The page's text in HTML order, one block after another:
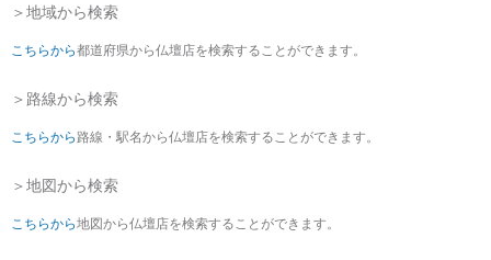
＞地域から検索
こちらから都道府県から仏壇店を検索することができます。
＞路線から検索
こちらから路線・駅名から仏壇店を検索することができます。
＞地図から検索
こちらから地図から仏壇店を検索することができます。